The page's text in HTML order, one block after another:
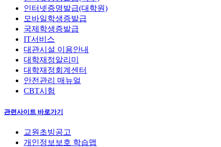
인터넷증명발급(대학원)
모바일학생증발급
국제학생증발급
IT서비스
대관시설 이용안내
대학재정알리미
대학재정회계센터
안전관리 매뉴얼
CBT시험
관련사이트 바로가기
교원초빙공고
개인정보보호 학습맵